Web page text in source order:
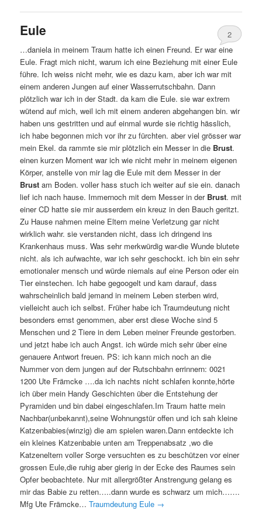
Eule
2
…daniela in meinem Traum hatte ich einen Freund. Er war eine
Eule. Fragt mich nicht, warum ich eine Beziehung mit einer Eule
führe. Ich weiss nicht mehr, wie es dazu kam, aber ich war mit
einem anderen Jungen auf einer Wasserrutschbahn. Dann
plötzlich war ich in der Stadt. da kam die Eule. sie war extrem
wütend auf mich, weil ich mit einem anderen abgehangen bin. wir
haben uns gestritten und auf einmal wurde sie richtig hässlich,
ich habe begonnen mich vor ihr zu fürchten. aber viel grösser war
mein Ekel. da rammte sie mir plötzlich ein Messer in die Brust.
einen kurzen Moment war ich wie nicht mehr in meinem eigenen
Körper, anstelle von mir lag die Eule mit dem Messer in der
Brust am Boden. voller hass stuch ich weiter auf sie ein. danach
lief ich nach hause. Immernoch mit dem Messer in der Brust. mit
einer CD hatte sie mir ausserdem ein kreuz in den Bauch geritzt.
Zu Hause nahmen meine Eltern meine Verletzung gar nicht
wirklich wahr. sie verstanden nicht, dass ich dringend ins
Krankenhaus muss. Was sehr merkwürdig war-die Wunde blutete
nicht. als ich aufwachte, war ich sehr geschockt. ich bin ein sehr
emotionaler mensch und würde niemals auf eine Person oder ein
Tier einstechen. Ich habe gegoogelt und kam darauf, dass
wahrscheinlich bald jemand in meinem Leben sterben wird,
vielleicht auch ich selbst. Früher habe ich Traumdeutung nicht
besonders ernst genommen, aber erst diese Woche sind 5
Menschen und 2 Tiere in dem Leben meiner Freunde gestorben.
und jetzt habe ich auch Angst. ich würde mich sehr über eine
genauere Antwort freuen. PS: ich kann mich noch an die
Nummer von dem jungen auf der Rutschbahn errinnern: 0021
1200 Ute Främcke ….da ich nachts nicht schlafen konnte,hörte
ich über mein Handy Geschichten über die Entstehung der
Pyramiden und bin dabei eingeschlafen.Im Traum hatte mein
Nachbar(unbekannt),seine Wohnungstür offen und ich sah kleine
Katzenbabies(winzig) die am spielen waren.Dann entdeckte ich
ein kleines Katzenbabie unten am Treppenabsatz ,wo die
Katzeneltern voller Sorge versuchten es zu beschützen vor einer
grossen Eule,die ruhig aber gierig in der Ecke des Raumes sein
Opfer beobachtete. Nur mit allergrößter Anstrengung gelang es
mir das Babie zu retten…..dann wurde es schwarz um mich…….
Mfg Ute Främcke…Traumdeutung Eule →